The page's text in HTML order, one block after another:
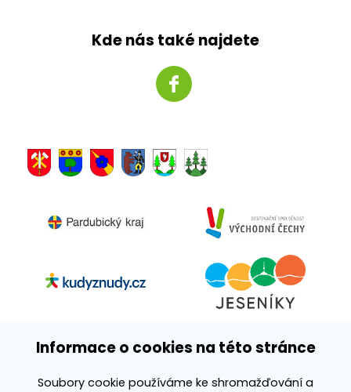
Informace o cookies na této stránce
Soubory cookie používáme ke shromažďování a
Kde nás také najdete